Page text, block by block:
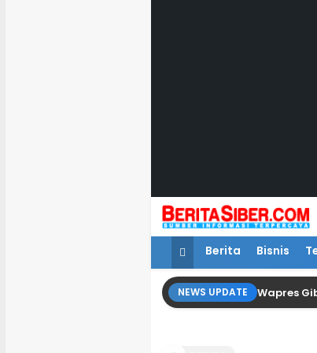
BeritaSiber.com
Sumber Informasi
Berita Bisnis
NEWS UPDATE Wapres